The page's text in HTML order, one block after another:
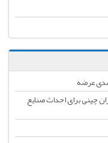
چینی برای احداث صنایع